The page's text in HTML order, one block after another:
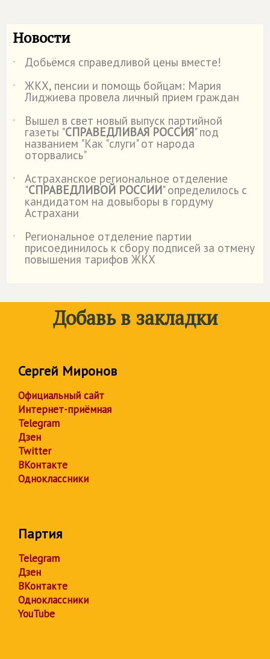
Новости
˙
Добьёмся справедливой цены вместе!
˙
ЖКХ, пенсии и помощь бойцам: Мария
Лиджиева провела личный прием граждан
˙
Вышел в свет новый выпуск партийной
газеты "СПРАВЕДЛИВАЯ РОССИЯ" под
названием "Как "слуги" от народа
оторвались"
˙
Астраханское региональное отделение
"СПРАВЕДЛИВОЙ РОССИИ" определилось с
кандидатом на довыборы в гордуму
Астрахани
˙
Региональное отделение партии
присоединилось к сбору подписей за отмену
повышения тарифов ЖКХ
Добавь в закладки
Сергей Миронов
Официальный сайт
Интернет-приёмная
Telegram
Дзен
Twitter
ВКонтакте
Одноклассники
Партия
Telegram
Дзен
ВКонтакте
Одноклассники
YouTube